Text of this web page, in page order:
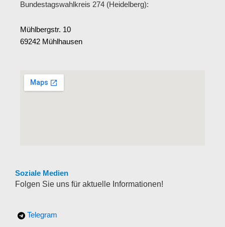
Bundestagswahlkreis 274 (Heidelberg):
Mühlbergstr. 10
69242 Mühlhausen
Soziale Medien
Folgen Sie uns für aktuelle Informationen!
Telegram